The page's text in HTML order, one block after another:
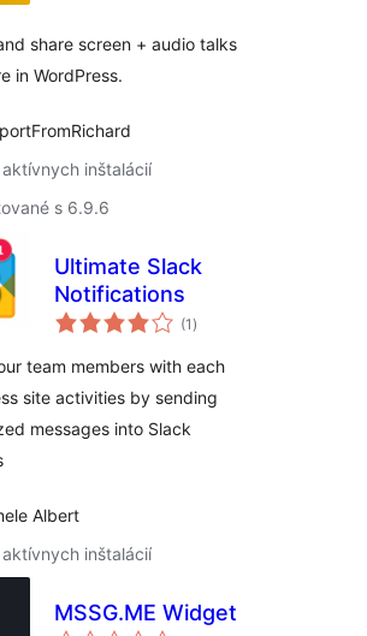
share screen + audio talks
in WordPress.
aktívnych inštalácií
s 6.9.6
Ultimate Slack
Notifications
(1 celkové
hodnotenie
)
team members with each
site activities by sending
messages into Slack
Albert
aktívnych inštalácií
MSSG.ME Widget